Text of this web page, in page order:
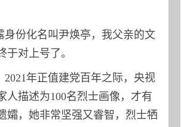
身份化名叫尹焕亭，我父亲的文
对上号了。
年正值建党百年之际，央视
人描述为100名烈士画像，才有
孀，她非常坚强又睿智，烈士牺